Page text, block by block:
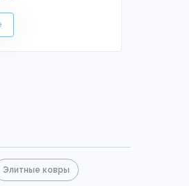
Элитные ковры